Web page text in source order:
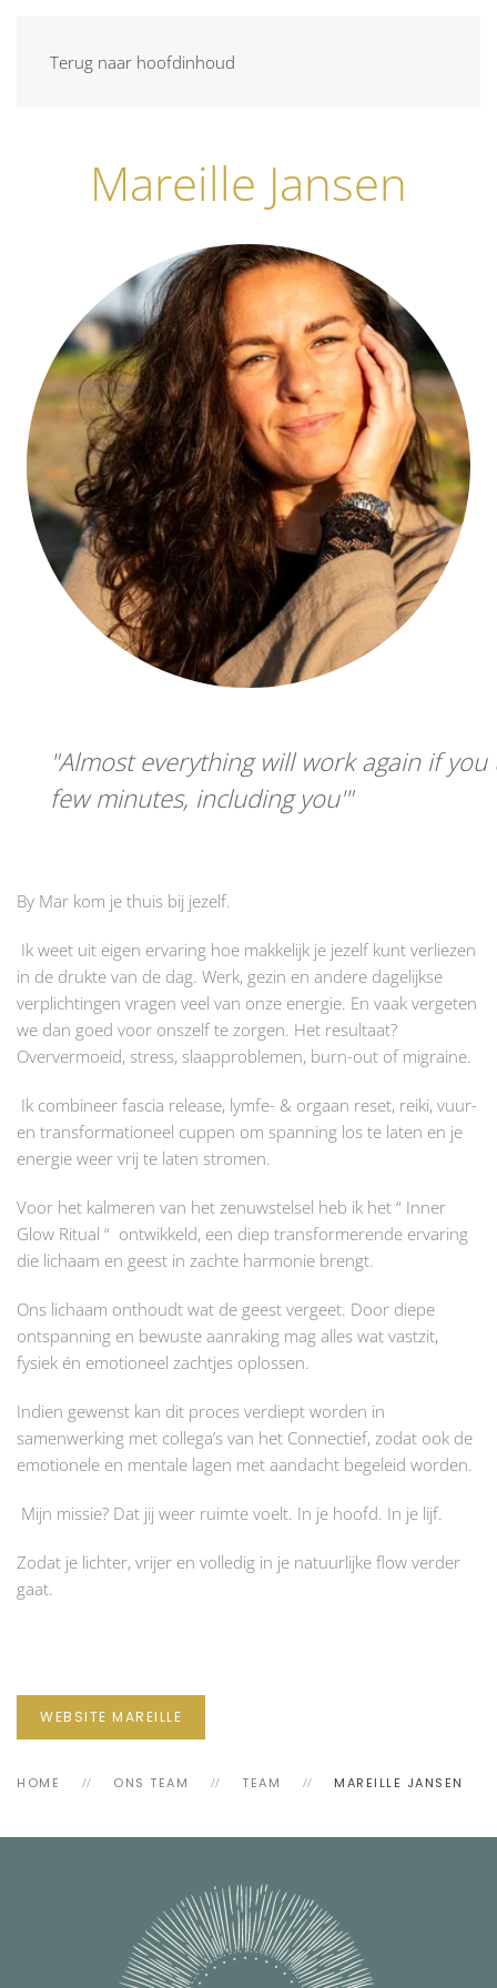
Terug naar hoofdinhoud
Mareille Jansen
Almost everything will work again if
few minutes, including you'
By Mar kom je thuis bij jezelf.
Ik weet uit eigen ervaring hoe makkelijk je jezelf kunt verliezen
in de drukte van de dag. Werk, gezin en andere dagelijkse
verplichtingen vragen veel van onze energie. En vaak vergeten
we dan goed voor onszelf te zorgen. Het resultaat?
Oververmoeid, stress, slaapproblemen, burn-out of migraine.
Ik combineer fascia release, lymfe- & orgaan reset, reiki, vuur-
en transformationeel cuppen om spanning los te laten en je
energie weer vrij te laten stromen.
Voor het kalmeren van het zenuwstelsel heb ik het “ Inner
Glow Ritual “ ontwikkeld, een diep transformerende ervaring
die lichaam en geest in zachte harmonie brengt.
Ons lichaam onthoudt wat de geest vergeet. Door diepe
ontspanning en bewuste aanraking mag alles wat vastzit,
fysiek én emotioneel zachtjes oplossen.
Indien gewenst kan dit proces verdiept worden in
samenwerking met collega’s van het Connectief, zodat ook de
emotionele en mentale lagen met aandacht begeleid worden.
Mijn missie? Dat jij weer ruimte voelt. In je hoofd. In je lijf.
Zodat je lichter, vrijer en volledig in je natuurlijke flow verder
gaat.
WEBSITE MAREILLE
HOME ONS TEAM TEAM MAREILLE JANSEN